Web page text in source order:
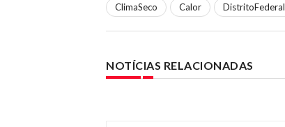
ClimaSeco Calor DistritoFederal
NOTÍCIAS RELACIONADAS